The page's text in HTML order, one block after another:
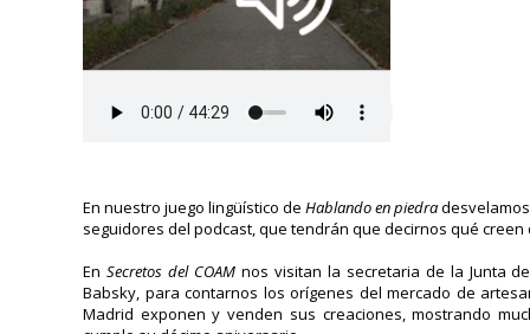
En nuestro juego lingüístico deHablando en piedra
seguidores del podcast, que tendrán que decirnos qué
En Secretos del COAMnos visitan la secretaria de la Junta
Babsky, para contarnos los orígenes del mercado de
Madrid exponen y venden sus creaciones, mostrando